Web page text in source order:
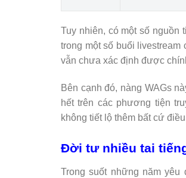
Tuy nhiên, có một số nguồn
trong một số buổi
vẫn chưa xác định được
Bên cạnh đó, nàng WAGs
hết trên các phương tiện
không tiết lộ thêm bất cứ
Đời tư nhiều tai
Trong suốt những năm